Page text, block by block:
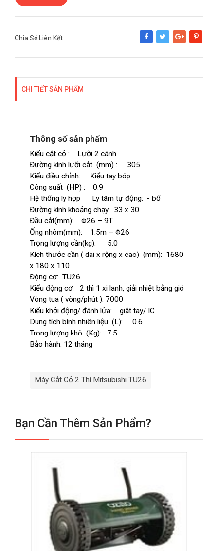
Chia Sẻ Liên Kết
Share Tweet Google+Pinterest
CHI TIẾT SẢN PHẨM
Thông số sản phẩm
Kiểu cắt cỏ : Lưỡi 2 cánh
Đường kính lưỡi cắt (mm) : 305
Kiểu điều chỉnh: Kiểu tay bóp
Công suất (HP) : 0.9
Hệ thống ly hợp Ly tâm tự động: - bố
Đường kính khoảng chạy: 33 x 30
Đầu cắt(mm): Φ26 – 9T
Ống nhôm(mm): 1.5m – Φ26
Trọng lượng cần(kg): 5.0
Kích thước cần ( dài x rộng x cao) (mm): 1680
x 180 x 110
Động cơ: TU26
Kiểu động cơ: 2 thì 1 xi lanh, giải nhiệt bằng gió
Vòng tua ( vòng/phút ): 7000
Kiểu khởi động/ đánh lửa: giật tay/ IC
Dung tích bình nhiên liệu (L): 0.6
Trong lượng khô (Kg): 7.5
Bảo hành: 12 tháng
Máy Cắt Cỏ 2 Thì Mitsubishi TU26
Bạn Cần Thêm Sản Phẩm?